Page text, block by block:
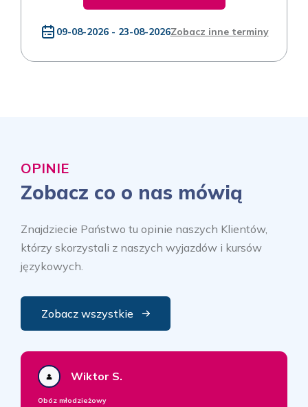
09-08-2026 - 23-08-2026Zobacz inne terminy
OPINIE
Zobacz co o nas mówią
Znajdziecie Państwo tu opinie naszych Klientów,
którzy skorzystali z naszych wyjazdów i kursów
językowych.
Zobacz wszystkie
Wiktor S.
Obóz młodzieżowy